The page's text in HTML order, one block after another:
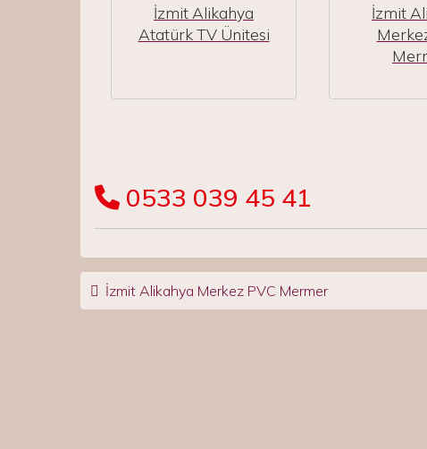
İzmit Alikahya
Atatürk TV Ünitesi
İzmit
0533 039 45 41
Post navigation
İzmit Alikahya Merkez PVC Mermer